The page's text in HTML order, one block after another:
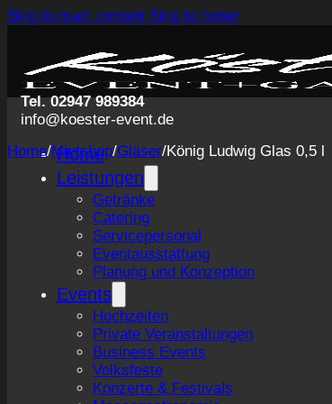
Skip to main content Skip to footer
Tel. 02947 989384
info@koester-event.de
Home
Leistungen
Getränke
Catering
Servicepersonal
Eventausstattung
Planung und Konzeption
Events
Hochzeiten
Private Veranstaltungen
Business Events
Volksfeste
Konzerte & Festivals
Home/Mietshop/Gläser/König Ludwig Glas 0,5 l